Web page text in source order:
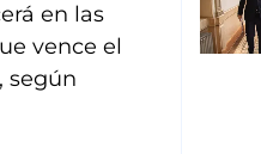
en las
vence el
según